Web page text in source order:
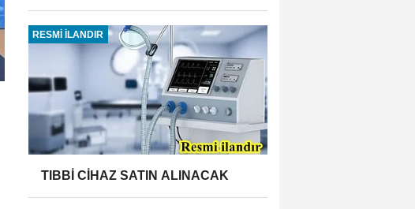
RESMİ İLANDIR
TIBBİ CİHAZ SATIN ALINACAK